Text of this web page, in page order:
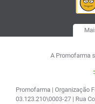
A Promofarma
Promofarma | Organização
03.123.210\0003-27 | Rua